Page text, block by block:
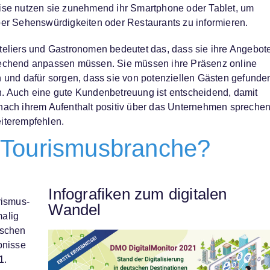
nutzen sie zunehmend ihr Smartphone oder Tablet, um
Sehenswürdigkeiten oder Restaurants zu informieren.
und Gastronomen bedeutet das, dass sie ihre
anpassen müssen. Sie müssen ihre Präsenz online
und dafür sorgen, dass sie von potenziellen Gästen
Auch eine gute Kundenbetreuung ist entscheidend, damit
ihrem Aufenthalt positiv über das Unternehmen
Infografiken zum digitalen
Wandel